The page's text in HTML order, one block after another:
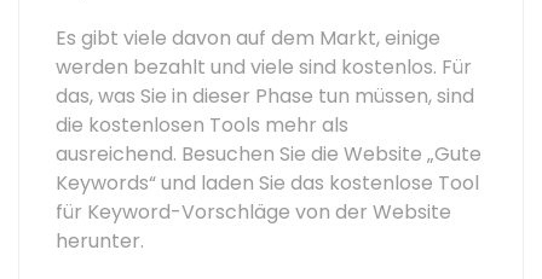
Es gibt viele davon auf dem Markt, einige
werden bezahlt und viele sind kostenlos. Für
das, was Sie in dieser Phase tun müssen, sind
die kostenlosen Tools mehr als
ausreichend. Besuchen Sie die Website „Gute
Keywords“ und laden Sie das kostenlose Tool
für Keyword-Vorschläge von der Website
herunter.